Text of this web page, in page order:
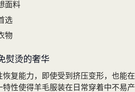
面料
选
物
熨烫的奢华
复能力，即使受到挤压变形，也能在
性使得羊毛服装在日常穿着中不易产